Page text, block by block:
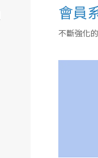
會員
不斷強化